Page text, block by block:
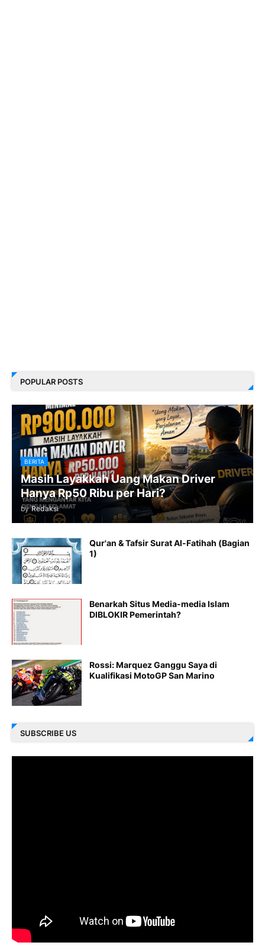
POPULAR POSTS
BERITA
Masih Layakkah Uang Makan Driver
Hanya Rp50 Ribu per Hari?
by Redaksi
Qur'an & Tafsir Surat Al-Fatihah (Bagian
1)
Benarkah Situs Media-media Islam
DIBLOKIR Pemerintah?
Rossi: Marquez Ganggu Saya di
Kualifikasi MotoGP San Marino
SUBSCRIBE US